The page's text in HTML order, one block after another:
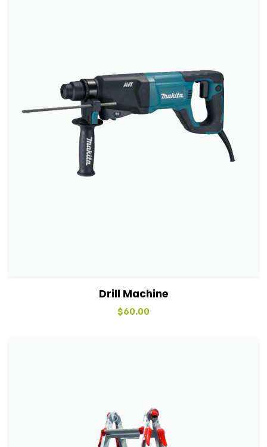
View DetailsDrill Machine
$60.00